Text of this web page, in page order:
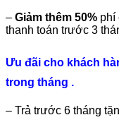
– Giảm thêm 50% phí
thanh toán trước 3
Ưu đãi cho khách
trong tháng .
– Trả trước 6 tháng